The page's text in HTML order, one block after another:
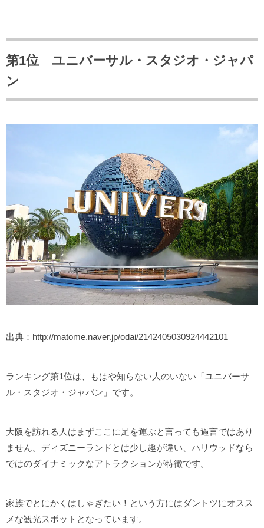
第1位 ユニバーサル・スタジオ・ジャパ
ン
出典：http://matome.naver.jp/odai/2142405030924442101
ランキング第1位は、もはや知らない人のいない「ユニバーサ
ル・スタジオ・ジャパン」です。
大阪を訪れる人はまずここに足を運ぶと言っても過言ではあり
ません。ディズニーランドとは少し趣が違い、ハリウッドなら
ではのダイナミックなアトラクションが特徴です。
家族でとにかくはしゃぎたい！という方にはダントツにオスス
メな観光スポットとなっています。